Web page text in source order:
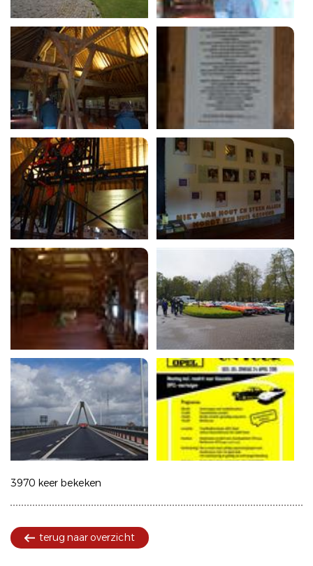
3970 keer bekeken
terug naar overzicht